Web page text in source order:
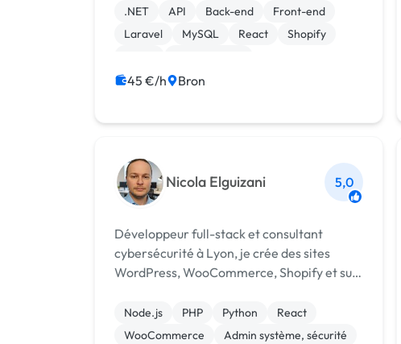
idées en produits performants, modernes,
rapides... et beaux. Pour m...
.NET API Back-end
Front-end
Laravel
MySQL React
Shopify
45 €/h Bron
Nicola Elguizani 5,0
Développeur full-stack et consultant
cybersécurité à Lyon, je crée des sites
WordPress, WooCommerce, Shopify et sur
en PHP et Python, gère infra Docker...
Node.js PHP Python
React
WooCommerce
Admin système, sécurité